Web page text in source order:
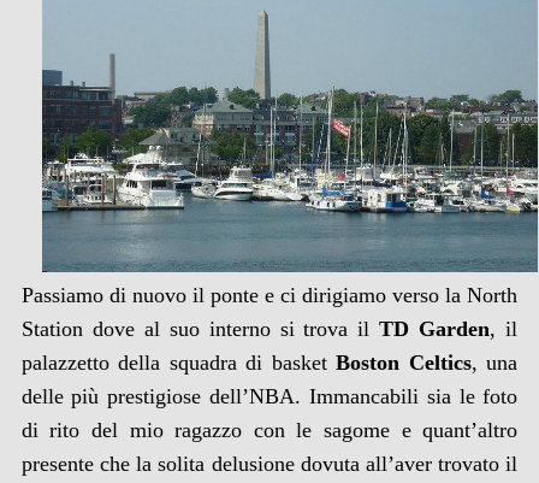
Passiamo di nuovo il ponte e ci dirigiamo verso la North
Station dove al suo interno si trova ilTD Garden, il
palazzetto della squadra di basketBoston Celtics, una
delle più prestigiose dell’NBA. Immancabili sia le foto
di rito del mio ragazzo con le sagome e quant’altro
presente che la solita delusione dovuta all’aver trovato il